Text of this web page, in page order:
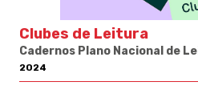
Clubes de Leitura
Cadernos Plano Nacional de
2024